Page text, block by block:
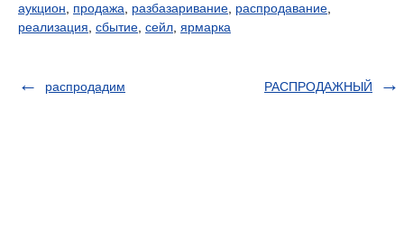
аукцион
продажа разбазаривание распродавание
реализация сбытие сейл ярмарка
распродадим РАСПРОДАЖНЫЙ